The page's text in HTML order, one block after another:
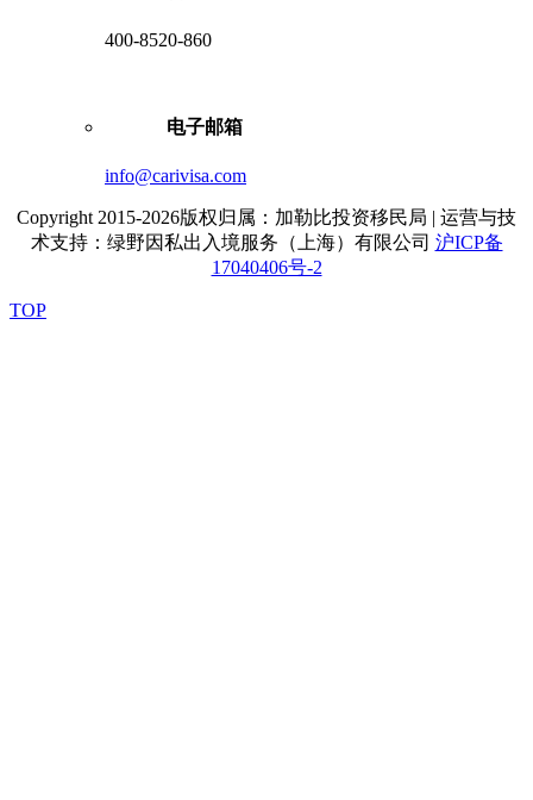
400-8520-860
电子邮箱
info@carivisa.com
Copyright 2015-2026版权归属：加勒比投资移民局 | 运营与技
术支持：绿野因私出入境服务（上海）有限公司 沪ICP备
17040406号-2
TOP